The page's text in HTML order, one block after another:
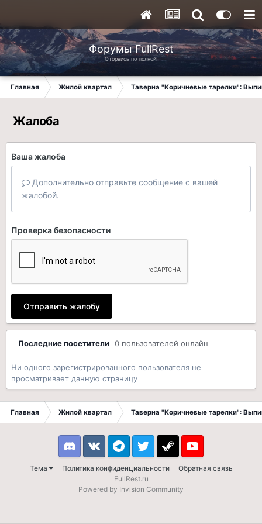
Форумы FullRest
Оторвись по полной!
Главная Жилой квартал Таверна "Коричневые тарелки":
Жалоба
Ваша жалоба
Дополнительно отправьте сообщение с вашей
жалобой.
Проверка безопасности
Отправить жалобу
Последние посетители 0 пользователей онлайн
Ни одного зарегистрированного пользователя не
просматривает данную страницу
Главная Жилой квартал Таверна "Коричневые тарелки":
Тема Политика конфиденциальности Обратная связь
DiscordVK TelegramTwitter Steam Youtube
FullRest.ru
Powered by Invision Community